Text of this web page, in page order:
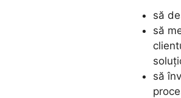
să
să
să